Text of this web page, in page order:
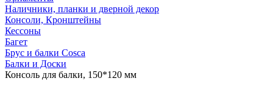
Наличники, планки и дверной декор
Консоли, Кронштейны
Кессоны
Багет
Брус и балки Cosca
Балки и Доски
Консоль для балки, 150*120 мм